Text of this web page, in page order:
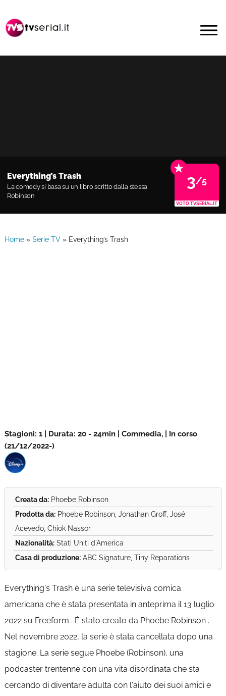
alla
navigazione
contenuto
MENU
Everything’s Trash
La comedy si basa su un libro scritto dalla stessa
Robinson
★
3/5
VOTO TVSERIAL.IT
Home» Serie TV» Everything’s Trash
Stagioni: 1 | Durata: 20 - 24min | Commedia, | In corso
(21/12/2022-)
Creata da:Phoebe Robinson
Prodotta da:Phoebe Robinson, Jonathan Groff, José
Acevedo, Chiok Nassor
Nazionalità:Stati Uniti d'America
Casa di produzione:ABC Signature, Tiny Reparations
Everything's Trash è una serie televisiva comica
americana che è stata presentata in anteprima il 13 luglio
2022 su Freeform . È stato creato da Phoebe Robinson .
Nel novembre 2022, la serie è stata cancellata dopo una
stagione. La serie segue Phoebe (Robinson), una
podcaster trentenne con una vita disordinata che sta
cercando di diventare adulta con l'aiuto dei suoi amici e